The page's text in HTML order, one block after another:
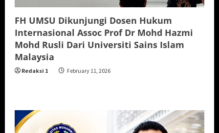
FH UMSU Dikunjungi Dosen Hukum
Internasional Assoc Prof Dr Mohd Hazmi
Mohd Rusli Dari Universiti Sains Islam
Malaysia
Redaksi 1 February 11, 2026